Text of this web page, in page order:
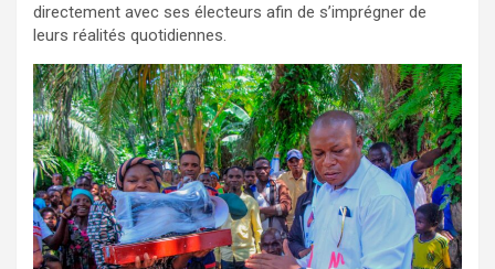
directement avec ses électeurs afin de s’imprégner de
leurs réalités quotidiennes.